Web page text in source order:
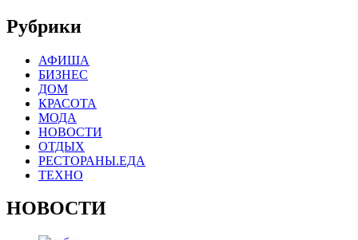
Рубрики
АФИША
БИЗНЕС
ДОМ
КРАСОТА
МОДА
НОВОСТИ
ОТДЫХ
РЕСТОРАНЫ.ЕДА
ТЕХНО
НОВОСТИ